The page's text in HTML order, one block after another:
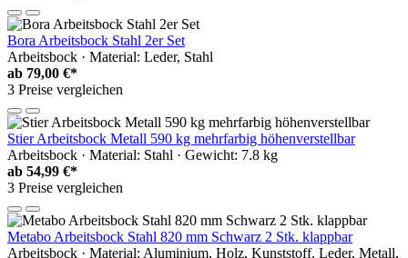
Bora Arbeitsbock Stahl 2er Set
Arbeitsbock · Material: Leder, Stahl
ab 79,00 €*
3 Preise vergleichen
Stier Arbeitsbock Metall 590 kg mehrfarbig höhenverstellbar
Arbeitsbock · Material: Stahl · Gewicht: 7.8 kg
ab 54,99 €*
3 Preise vergleichen
Metabo Arbeitsbock Stahl 820 mm Schwarz 2 Stk. klappbar
Arbeitsbock · Material: Aluminium, Holz, Kunststoff, Leder, Metall,